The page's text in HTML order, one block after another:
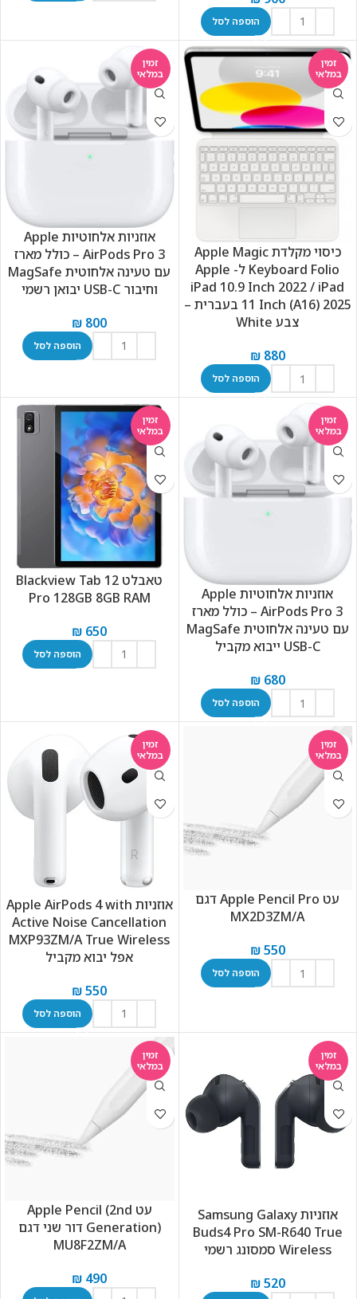
הוספה לסל
זמין
במלאי
כיסוי מקלדת Apple Magic
Keyboard Folio ל- Apple
iPad 10.9 Inch 2022 / iPad
11 Inch (A16) 2025 בעברית –
צבע White
₪880
הוספה לסל
זמין
במלאי
אוזניות אלחוטיות Apple
AirPods Pro 3 – כולל מארז
עם טעינה אלחוטית MagSafe
וחיבור USB-C יבואן רשמי
₪ 800
הוספה לסל
זמין
במלאי
אוזניות אלחוטיות Apple
AirPods Pro 3 – כולל מארז
עם טעינה אלחוטית MagSafe
USB-C ייבוא מקביל
₪680
הוספה לסל
זמין
במלאי
טאבלט Blackview Tab 12
Pro 128GB 8GB RAM
₪ 650
הוספה לסל
זמין
במלאי
עט Apple Pencil Pro דגם
MX2D3ZM/A
₪550
הוספה לסל
זמין
במלאי
אוזניות Apple AirPods 4 with
Active Noise Cancellation
MXP93ZM/A True Wireless
אפל יבוא מקביל
₪550
הוספה לסל
זמין
במלאי
אוזניות Samsung Galaxy
Buds4 Pro SM-R640 True
Wireless סמסונג רשמי
₪520
זמין
במלאי
עט Apple Pencil (2nd
Generation) דור שני דגם
MU8F2ZM/A
₪ 490